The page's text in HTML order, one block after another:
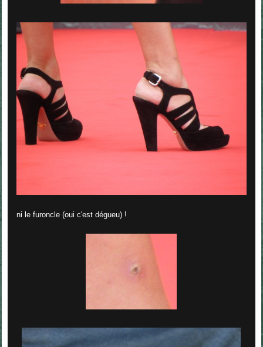
ni le furoncle (oui c'est dégueu) !